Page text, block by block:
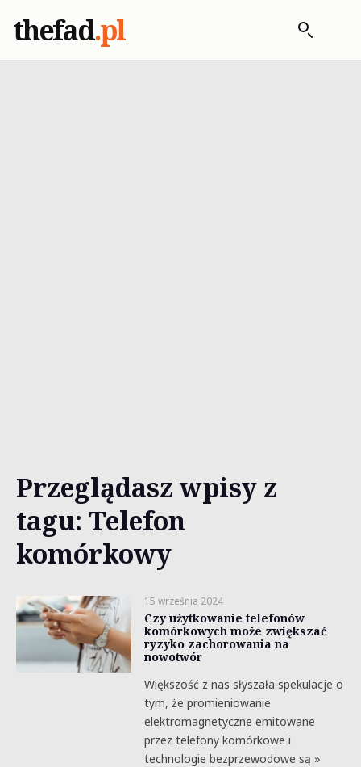
thefad.pl
Przeglądasz wpisy z
tagu: Telefon
komórkowy
15 września 2024
Czy użytkowanie telefonów
komórkowych może zwiększać
ryzyko zachorowania na
nowotwór
Większość z nas słyszała spekulacje o
tym, że promieniowanie
elektromagnetyczne emitowane
przez telefony komórkowe i
technologie bezprzewodowe są »